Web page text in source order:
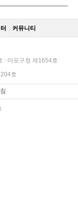
커뮤니티
: 마포구청 제1654호
호